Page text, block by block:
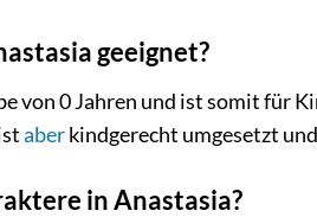
geeignet?
von 0 Jahren und ist somit für
aberkindgerecht umgesetzt
in Anastasia?